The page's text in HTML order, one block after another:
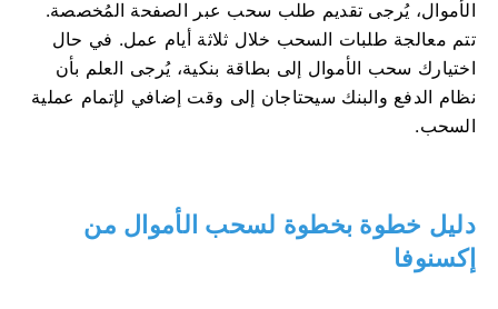
الأموال، يُرجى تقديم طلب سحب عبر الصفحة المُخصصة.
تتم معالجة طلبات السحب خلال ثلاثة أيام عمل. في حال
اختيارك سحب الأموال إلى بطاقة بنكية، يُرجى العلم بأن
نظام الدفع والبنك سيحتاجان إلى وقت إضافي لإتمام عملية
السحب.
دليل خطوة بخطوة لسحب الأموال من
إكسنوفا